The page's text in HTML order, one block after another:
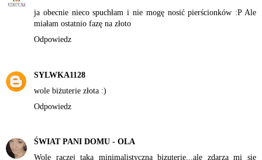
ja obecnie nieco spuchłam i nie mogę nosić pierścionków :P Ale
miałam ostatnio fazę na złoto
Odpowiedz
SYLWKA1128
wole biżuterie złota :)
Odpowiedz
ŚWIAT PANI DOMU - OLA
Wolę raczej taką minimalistyczną bizuterię...ale zdarza mi sie